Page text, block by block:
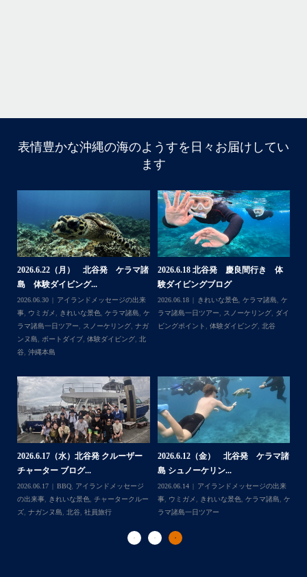
10月前半クルーザーチャーター
たくさんのご利用本当にありがとうございました
BBQにジェットスキー、バナナボート、SUP、パラセーリ
ングなどなど…勇海号を拠点に色々お楽しみ頂きました
よ〜
・
海も荒れずにいい天気の中開催できたので何よりです
また来年もリピートして頂けたら嬉しいです
・
アイランドメッセージは北谷町の浜川漁港を拠点に、中部
発着の国立公園指定の慶良間諸島(#ケラマ)の日帰り#ダイビ
ング・#スノーケリング ツアーを開催しているマリンショッ
プです
表情豊かな沖縄の海のようすを日々お届けしてい
ます
2026.6.22（月） 北谷発 ケラマ諸
島 体験ダイビング...
2026.06.30
アイランドメッセージの出来
事, ウミガメ きれいな景色 ケラマ諸島
ケ
ラマ諸島一日ツアー
スノーケリング, ナガ
ンヌ島
ボートダイブ, 体験ダイビング, 北
谷, 沖縄本島
2026.6.18 北谷発 慶良間行き 体
験ダイビングブログ
2026.06.18 きれいな景色 ケラマ諸島
ケ
ラマ諸島一日ツアー
スノーケリング,
ダイ
ビングポイント
体験ダイビング, 北谷
2026.6.17（水）北谷発 クルーザー
チャーター ブログ...
2026.06.17 BBQ,
アイランドメッセージ
の出来事, きれいな景色
チャータークルー
ズ, ナガンヌ島 北谷, 社員旅行
2026.6.12（金） 北谷発 ケラマ諸
島 シュノーケリン...
2026.06.14
アイランドメッセージの出来
事, ウミガメ きれいな景色 ケラマ諸島
ケ
ラマ諸島一日ツアー